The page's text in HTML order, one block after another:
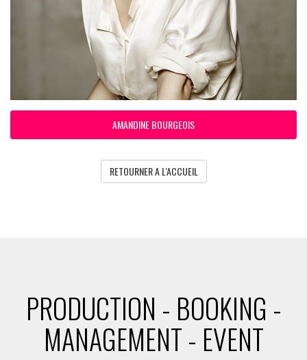
AMANDINE BOURGEOIS
RETOURNER A L'ACCUEIL
PRODUCTION - BOOKING -
MANAGEMENT - EVENT